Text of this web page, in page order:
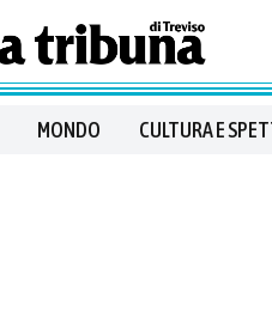
MONDO CULTURA E